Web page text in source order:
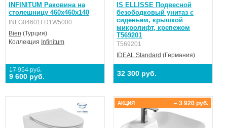
INFINITUM Раковина на
столешницу 460х460х140
INLG04601FD1W5000
Bien (Турция)
Коллекция Infinitum
17 954 руб.
9 600 руб.
IS ELLISSE Подвесной
безободковый унитаз с
сиденьем, крышкой
микролифт, крепежом
T569201
T569201
IDEAL Standard (Германия)
32 300 руб.
– 3 920 руб.
АКЦИЯ